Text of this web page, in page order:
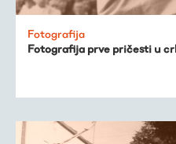
Fotografija
Fotografija prve pričesti u